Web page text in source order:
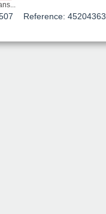
Reference: 45204363